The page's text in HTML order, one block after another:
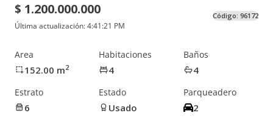
$ 1.200.000.000
Última actualización:4:41:21 PM
Código: 96172
Area
152.00 m2
Habitaciones
4
Baños
4
Estrato
6
Estado
Usado
Parqueadero
2